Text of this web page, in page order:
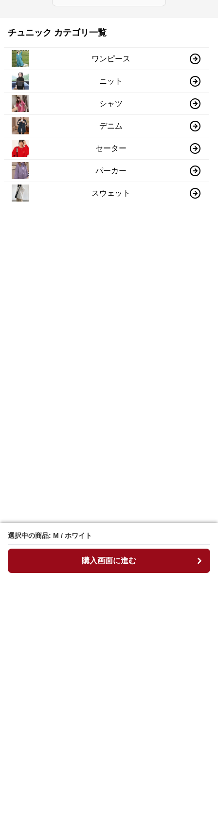
選択中の商品: M / ホワイト
購入画面に進む
選択中の商品: M / ホワイト
購入画面に進む
チュニック カテゴリ一覧
ワンピース
ニット
シャツ
デニム
セーター
パーカー
スウェット